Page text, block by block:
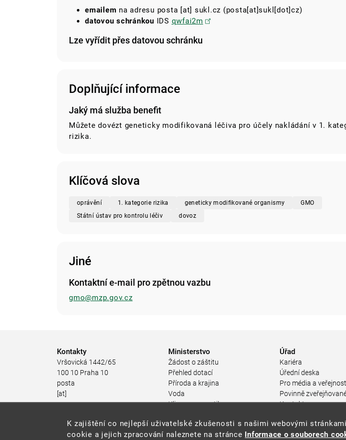
emailem na adresu posta [at] sukl.cz (posta[at]sukl[dot]cz)
datovou schránkou IDS qwfai2m
Lze vyřídit přes datovou schránku
Doplňující informace
Jaký má služba benefit
Můžete dovézt geneticky modifikovaná léčiva pro účely nakládání v 1.
rizika.
Klíčová slova
oprávění 1. kategorie rizika geneticky modifikované organismy
GMO
Státní ústav pro kontrolu léčiv
dovoz
Jiné
Kontaktní e-mail pro zpětnou vazbu
gmo@mzp.gov.cz
Kontakty
Vršovická 1442/65
100 10 Praha 10
posta
[at]
mzp.gov.cz
+420 267 121 111
Ministerstvo
Žádost o záštitu
Přehled dotací
Příroda a krajina
Voda
Klima a energetika
Odpadové hospodářství
Rizika pro životní prostředí
Úřad
Kariéra
Úřední deska
Pro média a veřejnost
Povinně
Kontakty
(PDF, 204 kB)
K zajištění co nejlepší uživatelské zkušenosti s našimi webovými
cookie a jejich zpracování naleznete na stránce Informace o souborech